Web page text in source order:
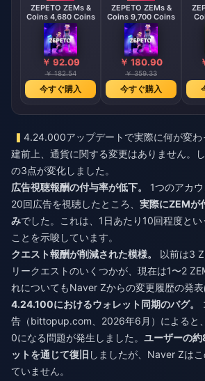
ZEPETO ZEMs &
Coins 4,680 Coins
￥ 92.09
￥ 182.54
今すぐ購入
ZEPETO ZEMs &
Coins 9,700 Coins
￥ 180.90
￥ 359.33
今すぐ購入
4.24.000アップデートで実際に何が変わ
建前上、通貨に関する変更はありません。
の3点が変化しました。
広告視聴報酬の付与率が低下。
1つのアカ
20回広告を視聴したところ、 実際にZEMが
みでした。これは、1日あたり10回程度と
ことを示唆しています。
クエスト報酬が削減された模様。
以前は3
リークエストのいくつかが、現在は1〜2
れについてもNaver Zからの変更履歴の発表
4.24.100におけるウォレット同期のバグ。
告（bittopup.com、2026年6月）によると
0になる問題が発生しました。 ユーザーの
ットを通じて復旧 しましたが、Naver Zは
ていません。